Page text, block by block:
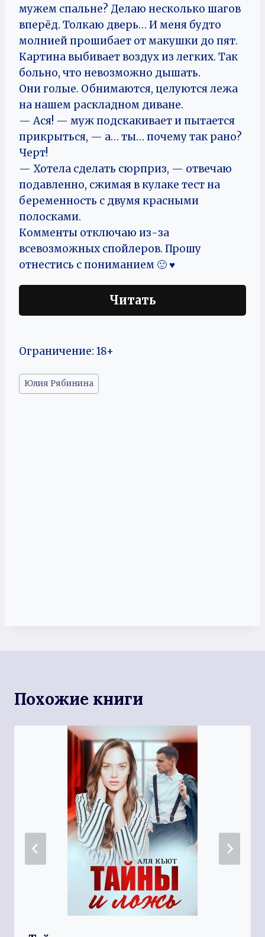
мужем спальне? Делаю несколько шагов
вперёд. Толкаю дверь… И меня будто
молнией прошибает от макушки до пят.
Картина выбивает воздух из легких. Так
больно, что невозможно дышать.
Они голые. Обнимаются, целуются лежа
на нашем раскладном диване.
— Ася! — муж подскакивает и пытается
прикрыться, — а… ты… почему так рано?
Черт!
— Хотела сделать сюрприз, — отвечаю
подавленно, сжимая в кулаке тест на
беременность с двумя красными
полосками.
Комменты отключаю из-за
всевозможных спойлеров. Прошу
отнестись с пониманием 🙂 ♥
Читать
Ограничение: 18+
Метки
записи:
Юлия Рябинина
Похожие книги